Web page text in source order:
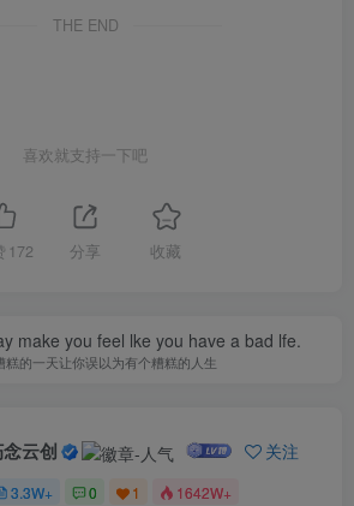
THE END
喜欢就支持一下吧
172 分享 收藏
make you feel lke you have a bad lfe.
糕的一天让你误以为有个糟糕的人生
云创 关注
3.3W+ 0 1 1642W+